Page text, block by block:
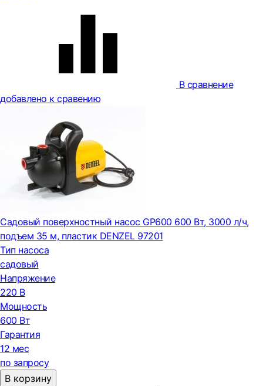
В сравнение
добавлено к сравению
Садовый поверхностный насос GP600 600 Вт, 3000 л/ч,
подъем 35 м, пластик DENZEL 97201
Тип насоса
садовый
Напряжение
220 В
Мощность
600 Вт
Гарантия
12 мес
по запросу
В корзину